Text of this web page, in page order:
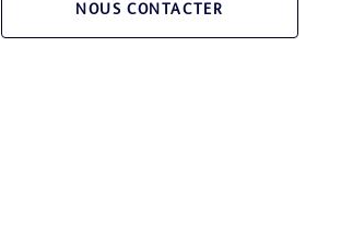
NOUS CONTACTER